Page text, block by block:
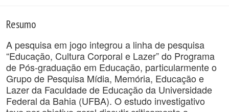
Resumo
A pesquisa em jogo integrou a linha de pesquisa
“Educação, Cultura Corporal e Lazer” do Programa
de Pós-graduação em Educação, particularmente o
Grupo de Pesquisa Mídia, Memória, Educação e
Lazer da Faculdade de Educação da Universidade
Federal da Bahia (UFBA). O estudo investigativo